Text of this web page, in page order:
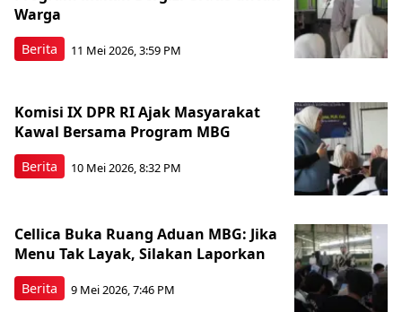
Berita
Warga
11 Mei 2026, 3:59 PM
Berita
Komisi IX DPR RI Ajak Masyarakat
Kawal Bersama Program MBG
10 Mei 2026, 8:32 PM
Berita
Cellica Buka Ruang Aduan MBG: Jika
Menu Tak Layak, Silakan Laporkan
9 Mei 2026, 7:46 PM